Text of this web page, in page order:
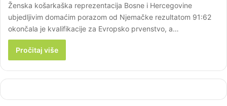
Ženska košarkaška reprezentacija Bosne i Hercegovine
ubjedljivim domaćim porazom od Njemačke rezultatom 91:62
okončala je kvalifikacije za Evropsko prvenstvo, a…
Pročitaj više